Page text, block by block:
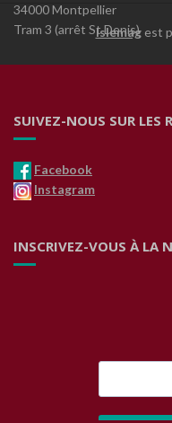
34000 Montpellier
Tram 3 (arrêt St Denis)
SUIVEZ-NOUS SUR LES
Facebook
Instagram
INSCRIVEZ-VOUS À LA
Islemagest